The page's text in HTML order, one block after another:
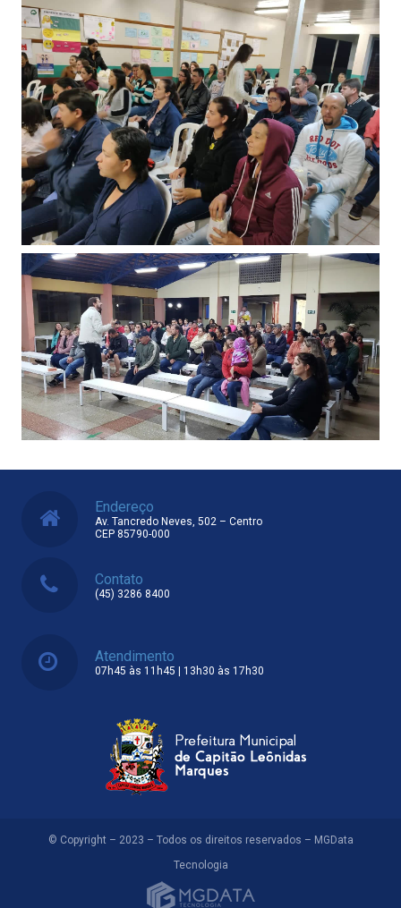
Endereço
Av. Tancredo Neves, 502 – Centro
CEP 85790-000
Contato
(45) 3286 8400
Atendimento
07h45 às 11h45 | 13h30 às 17h30
© Copyright – 2023 – Todos os direitos reservados – MGData
Tecnologia